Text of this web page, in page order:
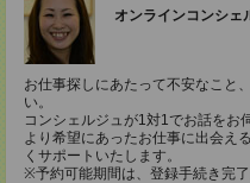
オンラインコンシェ
お仕事探しにあたって不安なこと
い。
コンシェルジュが1対1でお話をお
より希望にあったお仕事に出会え
くサポートいたします。
※予約可能期間は、登録手続き完了